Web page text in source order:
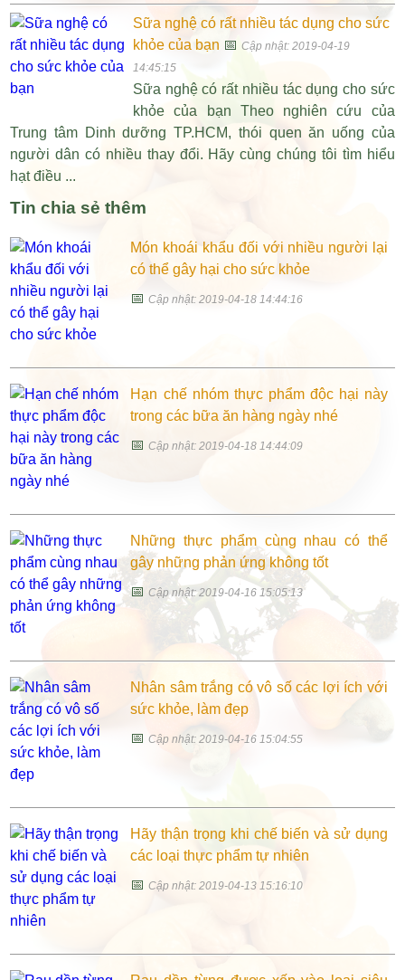
Sữa nghệ có rất nhiều tác dụng cho sức
khỏe của bạn 📅 Cập nhật: 2019-04-19
14:45:15
Sữa nghệ có rất nhiều tác dụng cho sức
khỏe của bạn Theo nghiên cứu của
Trung tâm Dinh dưỡng TP.HCM, thói quen ăn uống của
người dân có nhiều thay đổi. Hãy cùng chúng tôi tìm hiểu
hạt điều ...
Tin chia sẻ thêm
Món khoái khẩu đối với nhiều người lại
có thể gây hại cho sức khỏe
📅Cập nhật: 2019-04-18 14:44:16
Hạn chế nhóm thực phẩm độc hại này
trong các bữa ăn hàng ngày nhé
📅Cập nhật: 2019-04-18 14:44:09
Những thực phẩm cùng nhau có thể
gây những phản ứng không tốt
📅Cập nhật: 2019-04-16 15:05:13
Nhân sâm trắng có vô số các lợi ích với
sức khỏe, làm đẹp
📅Cập nhật: 2019-04-16 15:04:55
Hãy thận trọng khi chế biến và sử dụng
các loại thực phẩm tự nhiên
📅Cập nhật: 2019-04-13 15:16:10